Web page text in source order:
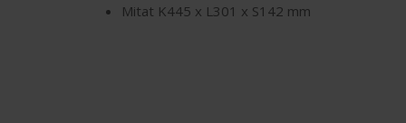
Mitat K445 x L301 x S142 mm